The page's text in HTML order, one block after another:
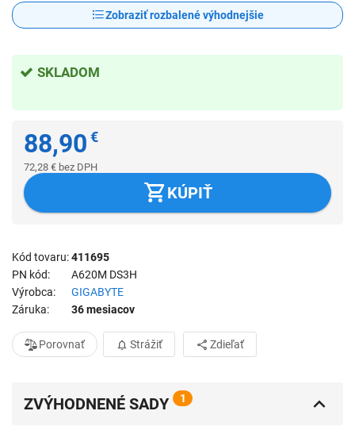
Zobraziť rozbalené výhodnejšie
SKLADOM
88,90 €
72,28 € bez DPH
KÚPIŤ
Kód tovaru 411695
PN kód
A620M DS3H
Výrobca
GIGABYTE
Záruka
36 mesiacov
Porovnať Strážiť Zdieľať
ZVÝHODNENÉ SADY 1